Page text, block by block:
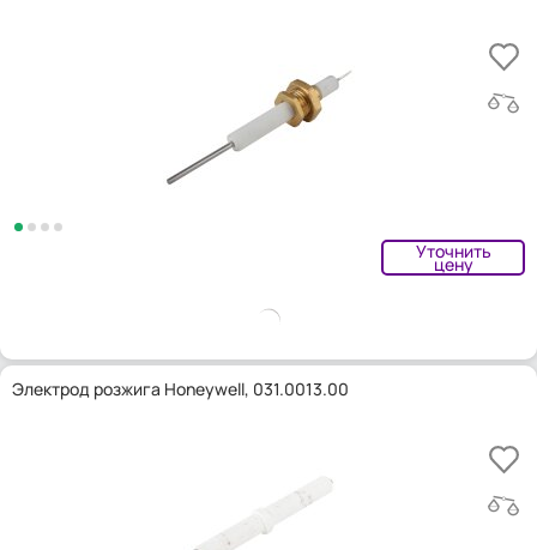
Уточнить
цену
Электрод розжига Honeywell, 031.0013.00